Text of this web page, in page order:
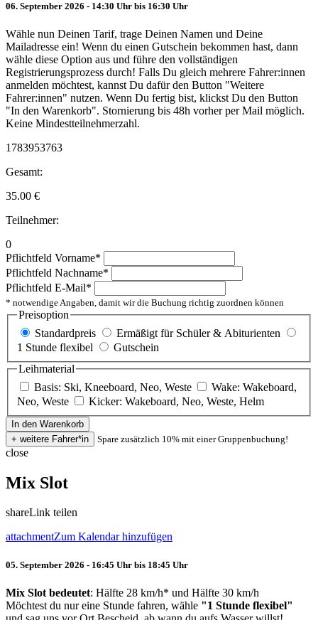
06. September 2026 - 14:30 Uhr bis 16:30 Uhr
Wähle nun Deinen Tarif, trage Deinen Namen und Deine
Mailadresse ein! Wenn du einen Gutschein bekommen hast, dann
wähle diese Option aus und führe den vollständigen
Registrierungsprozess durch! Falls Du gleich mehrere Fahrer:innen
anmelden möchtest, kannst Du dafür den Button "Weitere
Fahrer:innen" nutzen. Wenn Du fertig bist, klickst Du den Button
"In den Warenkorb". Stornierung bis 48h vorher per Mail möglich.
Keine Mindestteilnehmerzahl.
1783953763
Gesamt:
35.00 €
Teilnehmer:
0
Pflichtfeld Vorname*
Pflichtfeld Nachname*
Pflichtfeld E-Mail*
* notwendige Angaben, damit wir die Buchung richtig zuordnen können
Preisoption
Standardpreis
Ermäßigt für Schüler & Abiturienten
1 Stunde flexibel
Gutschein
Leihmaterial
Basis: Ski, Kneeboard, Neo, Weste
Wake: Wakeboard,
Neo, Weste
Kicker: Wakeboard, Neo, Weste, Helm
Spare zusätzlich 10% mit einer Gruppenbuchung!
close
Mix Slot
shareLink teilen
attachmentZum Kalendar hinzufügen
05. September 2026 - 16:45 Uhr bis 18:45 Uhr
Mix Slot bedeutet: Hälfte 28 km/h* und Hälfte 30 km/h
Möchtest du nur eine Stunde fahren, wähle "1 Stunde flexibel"